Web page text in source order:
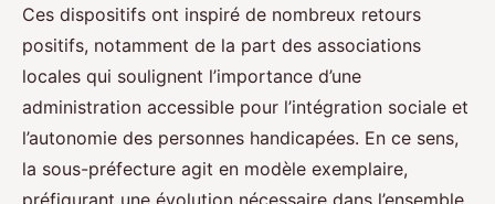
Ces dispositifs ont inspiré de nombreux retours
positifs, notamment de la part des associations
locales qui soulignent l’importance d’une
administration accessible pour l’intégration sociale et
l’autonomie des personnes handicapées. En ce sens,
la sous-préfecture agit en modèle exemplaire,
préfigurant une évolution nécessaire dans l’ensemble